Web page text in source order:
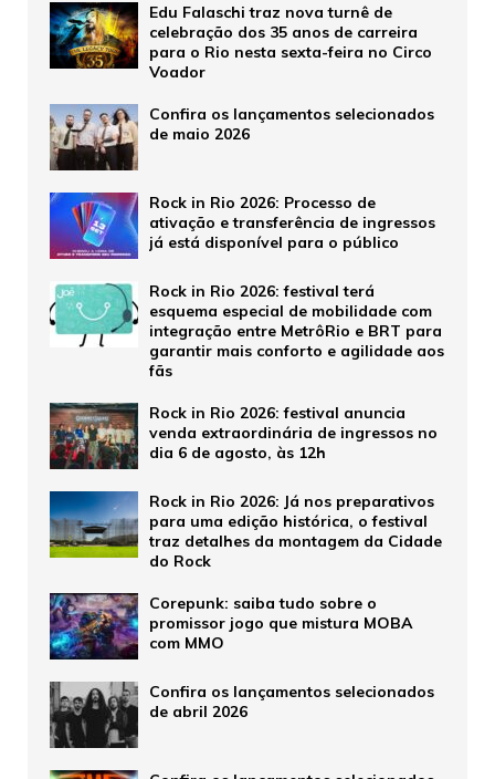
Edu Falaschi traz nova turnê de
celebração dos 35 anos de carreira
para o Rio nesta sexta-feira no Circo
Voador
Confira os lançamentos selecionados
de maio 2026
Rock in Rio 2026: Processo de
ativação e transferência de ingressos
já está disponível para o público
Rock in Rio 2026: festival terá
esquema especial de mobilidade com
integração entre MetrôRio e BRT para
garantir mais conforto e agilidade aos
fãs
Rock in Rio 2026: festival anuncia
venda extraordinária de ingressos no
dia 6 de agosto, às 12h
Rock in Rio 2026: Já nos preparativos
para uma edição histórica, o festival
traz detalhes da montagem da Cidade
do Rock
Corepunk: saiba tudo sobre o
promissor jogo que mistura MOBA
com MMO
Confira os lançamentos selecionados
de abril 2026